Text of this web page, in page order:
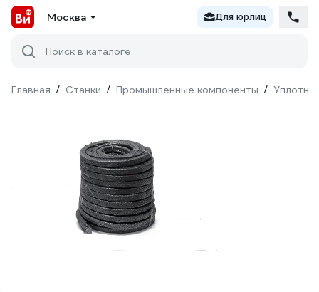
Москва Для юрлиц
Поиск в каталоге
Главная / Станки / Промышленные компоненты /